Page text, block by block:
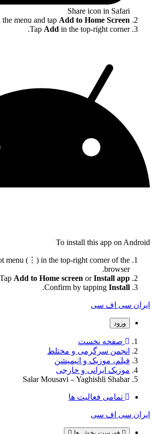
Share icon in Safari
the menu and tap Add to Home Screen
Tap Add in the top-right corner.
To install this app on Android
menu (⋮) in the top-right corner of the
browser.
Tap Add to Home screen orInstall app
Confirm by tapping Install
.
ایران سی اف سی
ورود
صفحه نخست
انجمن سرگرمی و مختلط
فیلم، موزیک و انیمیشن
موزیک ایرانی و خارجی
Salar Mousavi – Yaghishli Shahar
تمامی فعالیت ها
ایران سی اف سی